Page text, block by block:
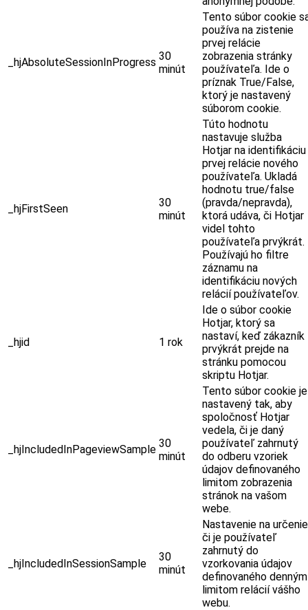
_hjAbsoluteSessionInProgress 30
minút
Tento súbor cookie
používa na zistenie
prvej relácie
zobrazenia stránky
používateľa. Ide o
príznak True/False,
ktorý je nastavený
súborom cookie.
_hjFirstSeen
30
minút
Túto hodnotu
nastavuje služba
Hotjar na identifikáciu
prvej relácie nového
používateľa. Ukladá
hodnotu true/false
(pravda/nepravda),
ktorá udáva, či Hotjar
videl tohto
používateľa prvýkrát.
Používajú ho filtre
záznamu na
identifikáciu nových
relácií používateľov.
_hjid 1 rok
Ide o súbor cookie
Hotjar, ktorý sa
nastaví, keď zákazník
prvýkrát prejde na
stránku pomocou
skriptu Hotjar.
_hjIncludedInPageviewSample 30
minút
Tento súbor cookie je
nastavený tak, aby
spoločnosť Hotjar
vedela, či je daný
používateľ zahrnutý
do odberu vzoriek
údajov definovaného
limitom zobrazenia
stránok na vašom
webe.
_hjIncludedInSessionSample
30
minút
Nastavenie na
či je používateľ
zahrnutý do
vzorkovania údajov
definovaného denným
limitom relácií vášho
webu.